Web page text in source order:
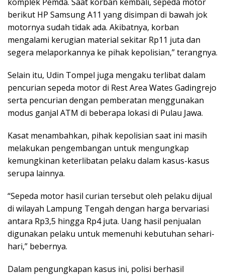
berikut HP Samsung A11 yang disimpan di bawah jok
motornya sudah tidak ada. Akibatnya, korban
mengalami kerugian material sekitar Rp11 juta dan
segera melaporkannya ke pihak kepolisian,” terangnya.
Selain itu, Udin Tompel juga mengaku terlibat dalam
pencurian sepeda motor di Rest Area Wates Gadingrejo
serta pencurian dengan pemberatan menggunakan
modus ganjal ATM di beberapa lokasi di Pulau Jawa.
Kasat menambahkan, pihak kepolisian saat ini masih
melakukan pengembangan untuk mengungkap
kemungkinan keterlibatan pelaku dalam kasus-kasus
serupa lainnya.
“Sepeda motor hasil curian tersebut oleh pelaku dijual
di wilayah Lampung Tengah dengan harga bervariasi
antara Rp3,5 hingga Rp4 juta. Uang hasil penjualan
digunakan pelaku untuk memenuhi kebutuhan sehari-
hari,” bebernya.
Dalam pengungkapan kasus ini, polisi berhasil